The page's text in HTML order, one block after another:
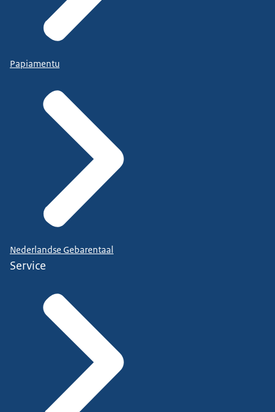
Papiamentu
Nederlandse Gebarentaal
Service